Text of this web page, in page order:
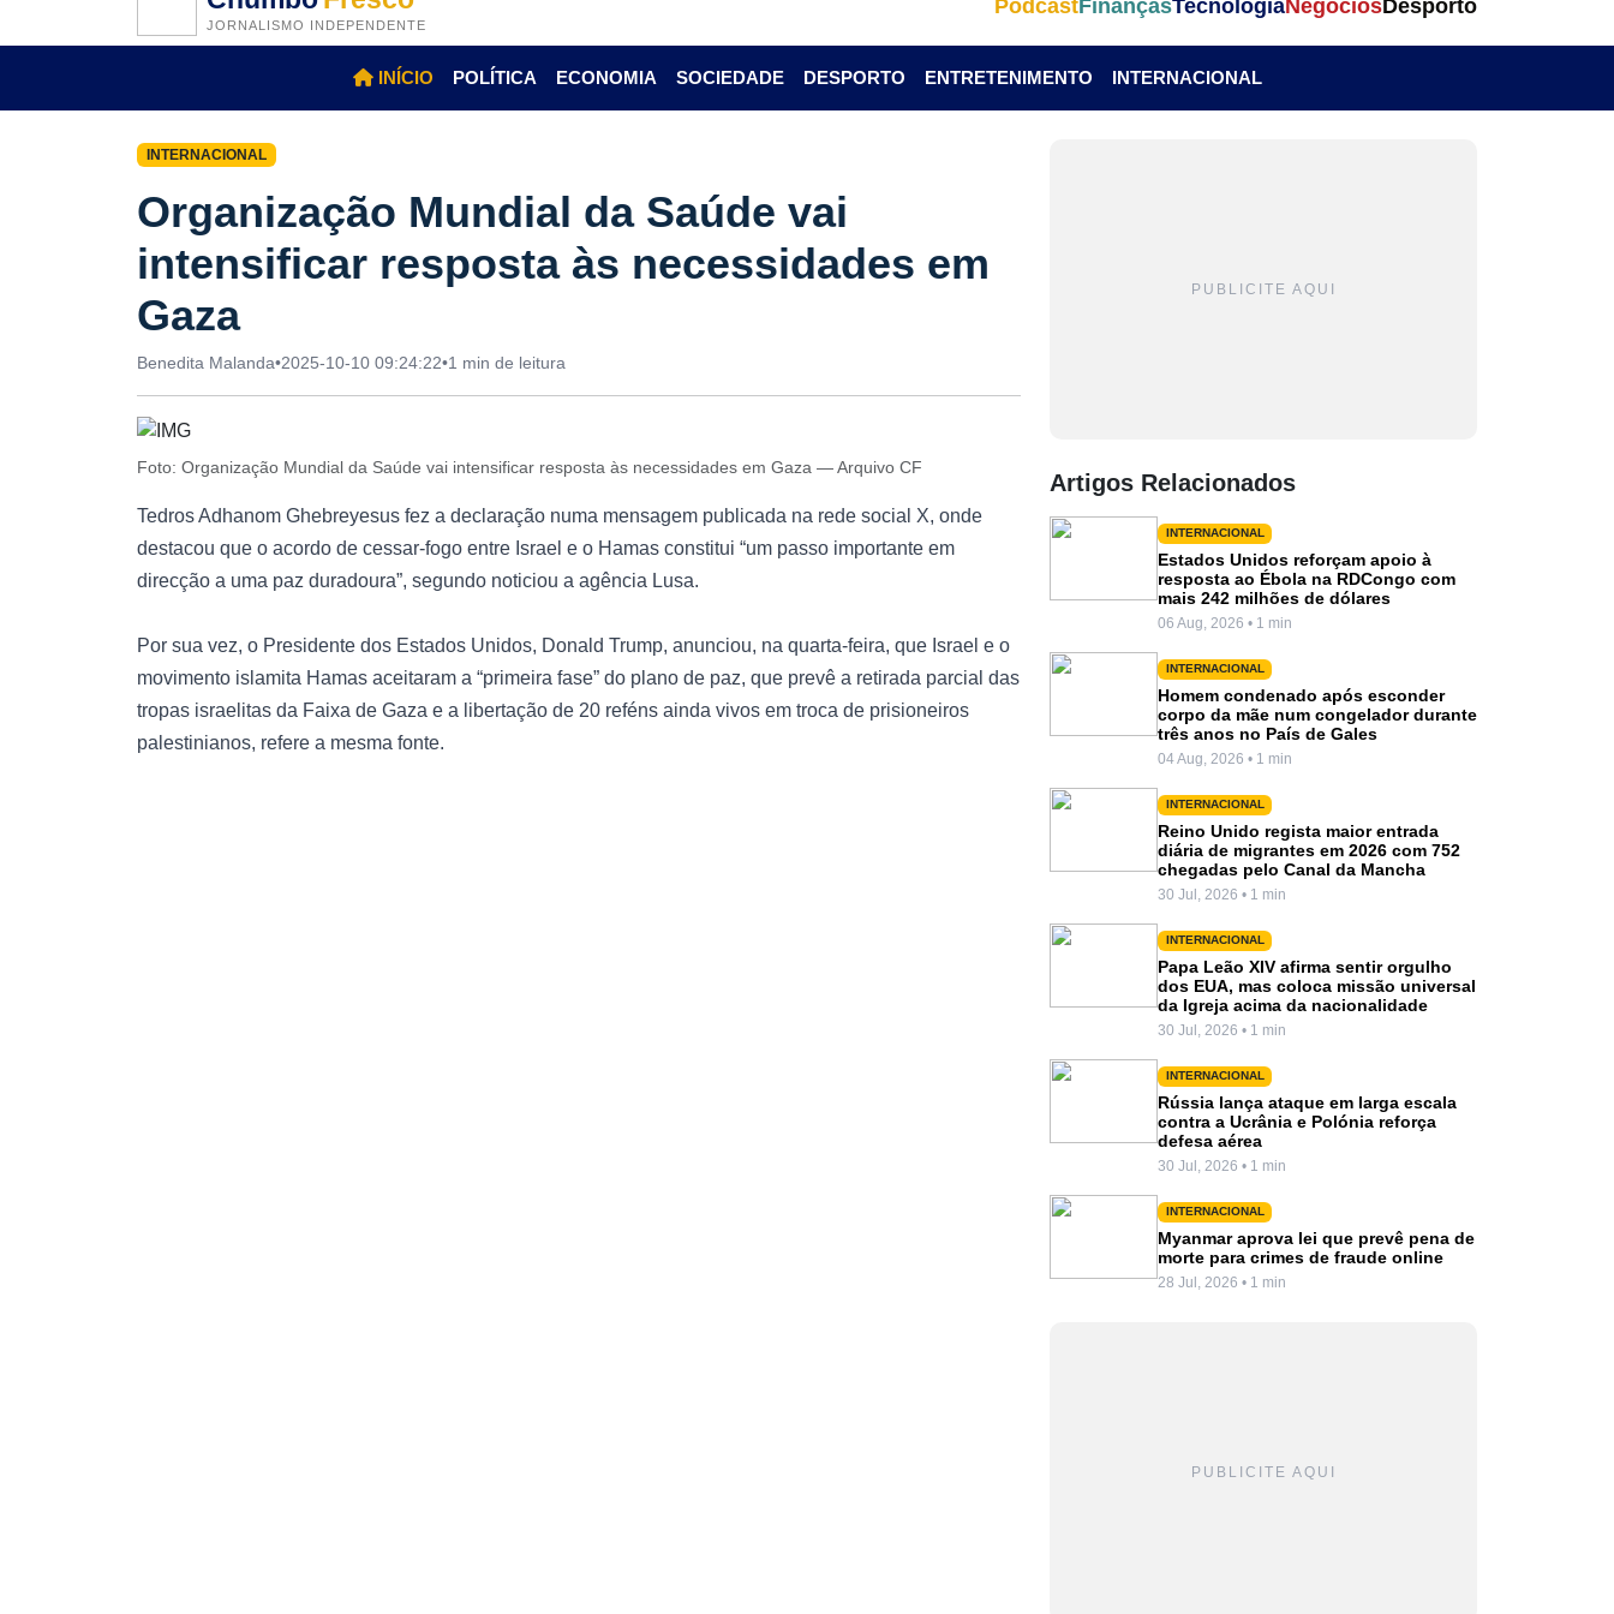
JORNALISMO INDEPENDENTE
PodcastFinançasTecnologiaNegóciosDesporto
INÍCIO POLÍTICA ECONOMIA SOCIEDADE DESPORTO ENTRETENIMENTO INTERNACIONAL
INTERNACIONAL
Organização Mundial da Saúde vai
intensificar resposta às necessidades em
Gaza
Benedita Malanda•2025-10-10 09:24:22•1 min de leitura
Foto: Organização Mundial da Saúde vai intensificar resposta às necessidades em Gaza — Arquivo CF
Tedros Adhanom Ghebreyesus fez a declaração numa mensagem publicada na rede social X, onde
destacou que o acordo de cessar-fogo entre Israel e o Hamas constitui “um passo importante em
direcção a uma paz duradoura”, segundo noticiou a agência Lusa.
Por sua vez, o Presidente dos Estados Unidos, Donald Trump, anunciou, na quarta-feira, que Israel e o
movimento islamita Hamas aceitaram a “primeira fase” do plano de paz, que prevê a retirada parcial das
tropas israelitas da Faixa de Gaza e a libertação de 20 reféns ainda vivos em troca de prisioneiros
palestinianos, refere a mesma fonte.
PUBLICITE AQUI
Artigos Relacionados
INTERNACIONAL
Estados Unidos reforçam apoio à
resposta ao Ébola na RDCongo com
mais 242 milhões de dólares
06 Aug, 2026 • 1 min
INTERNACIONAL
Homem condenado após esconder
corpo da mãe num congelador durante
três anos no País de Gales
04 Aug, 2026 • 1 min
INTERNACIONAL
Reino Unido regista maior entrada
diária de migrantes em 2026 com 752
chegadas pelo Canal da Mancha
30 Jul, 2026 • 1 min
INTERNACIONAL
Papa Leão XIV afirma sentir orgulho
dos EUA, mas coloca missão universal
da Igreja acima da nacionalidade
30 Jul, 2026 • 1 min
INTERNACIONAL
Rússia lança ataque em larga escala
contra a Ucrânia e Polónia reforça
defesa aérea
30 Jul, 2026 • 1 min
INTERNACIONAL
Myanmar aprova lei que prevê pena de
morte para crimes de fraude online
28 Jul, 2026 • 1 min
PUBLICITE AQUI